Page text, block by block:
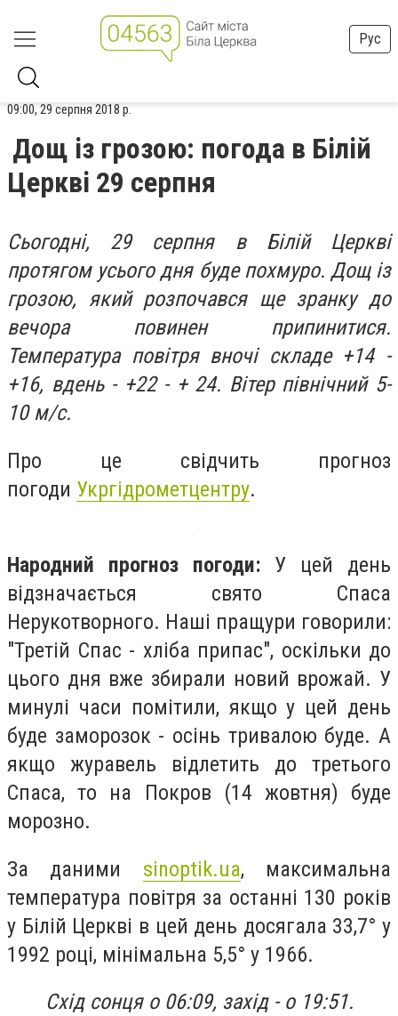
Рус
09:00, 29 серпня 2018 р.
Дощ із грозою: погода в Білій
Церкві 29 серпня
Сьогодні, 29 серпня в Білій Церкві
протягом усього дня буде похмуро. Дощ із
грозою, який розпочався ще зранку до
вечора повинен припинитися.
Температура повітря вночі складе +14 -
+16, вдень - +22 - + 24. Вітер північний 5-
10 м/с.
Про це свідчить прогноз
погоди Укргідрометцентру.
Народний прогноз погоди: У цей день
відзначається свято Спаса
Нерукотворного. Наші пращури говорили:
"Третій Спас - хліба припас", оскільки до
цього дня вже збирали новий врожай. У
минулі часи помітили, якщо у цей день
буде заморозок - осінь тривалою буде. А
якщо журавель відлетить до третього
Спаса, то на Покров (14 жовтня) буде
морозно.
За даними sinoptik.ua, максимальна
температура повітря за останні 130 років
у Білій Церкві в цей день досягала 33,7° у
1992 році, мінімальна 5,5° у 1966.
Схід сонця о 06:09, захід - о 19:51.